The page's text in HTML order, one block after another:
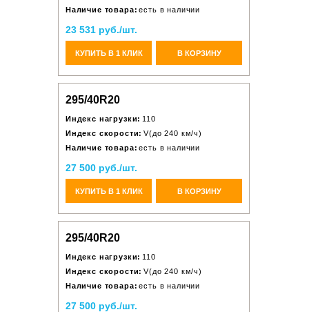
Наличие товара: есть в наличии
23 531 руб./шт.
КУПИТЬ В 1 КЛИК В КОРЗИНУ
295/40R20
Индекс нагрузки: 110
Индекс скорости: V(до 240 км/ч)
Наличие товара: есть в наличии
27 500 руб./шт.
КУПИТЬ В 1 КЛИК В КОРЗИНУ
295/40R20
Индекс нагрузки: 110
Индекс скорости: V(до 240 км/ч)
Наличие товара: есть в наличии
27 500 руб./шт.